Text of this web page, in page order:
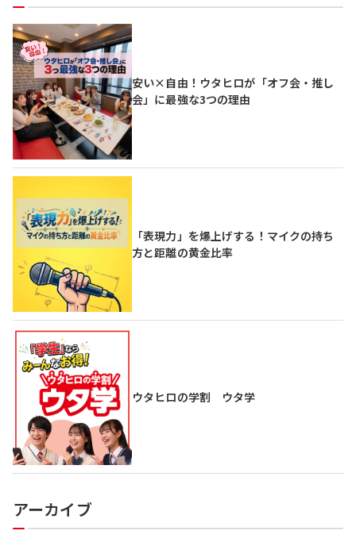
安い×自由！ウタヒロが「オフ会・推し
会」に最強な3つの理由
「表現力」を爆上げする！マイクの持ち
方と距離の黄金比率
ウタヒロの学割 ウタ学
アーカイブ